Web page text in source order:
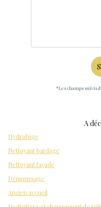
*Les champs suivis
A
Hydrofuge
Nettoyant bardage
Nettoyant façade
Démoussage
Ancien accueil